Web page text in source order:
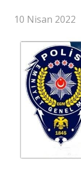
10 Nisan 2022